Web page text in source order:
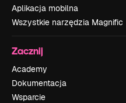
Aplikacja mobilna
Wszystkie narzędzia Magnific
Zacznij
Academy
Dokumentacja
Wsparcie